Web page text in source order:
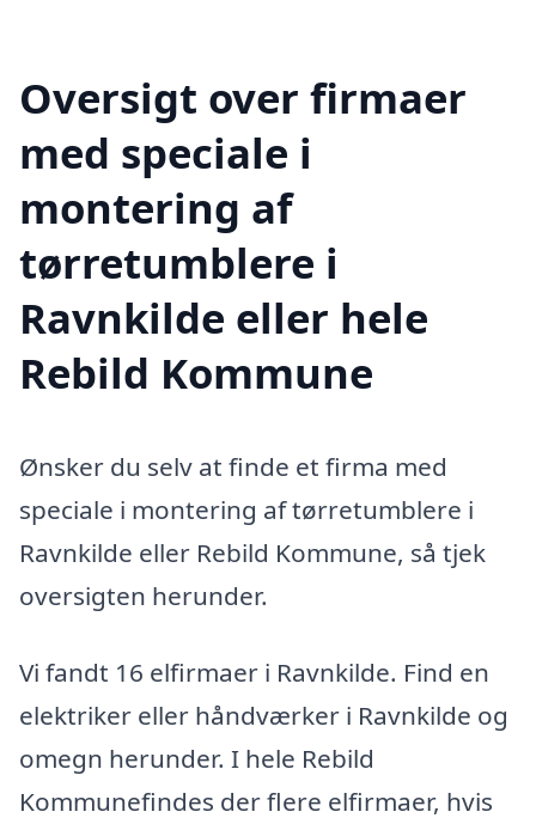
Oversigt over firmaer
med speciale i
montering af
tørretumblere i
Ravnkilde eller hele
Rebild Kommune
Ønsker du selv at finde et firma med
speciale i montering af tørretumblere i
Ravnkilde eller Rebild Kommune, så tjek
oversigten herunder.
Vi fandt 16 elfirmaer i Ravnkilde. Find en
elektriker eller håndværker i Ravnkilde og
omegn herunder. I hele Rebild
Kommunefindes der flere elfirmaer, hvis